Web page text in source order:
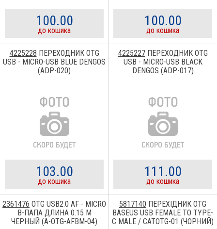
100.00
до кошика
100.00
до кошика
4225228 ПЕРЕХОДНИК OTG
USB - MICRO-USB BLUE DENGOS
(ADP-020)
103.00
до кошика
4225227ПЕРЕХОДНИК OTG
USB - MICRO-USB BLACK
DENGOS (ADP-017)
111.00
до кошика
2361476 OTG USB2.0 AF - MICRO
B-ПАПА ДЛИНА 0.15 М
ЧЕРНЫЙ (A-OTG-AFBM-04)
5817140 ПЕРЕХІДНИК OTG
BASEUS USB FEMALE TO TYPE-
C MALE / CATOTG-01 (ЧОРНИЙ)